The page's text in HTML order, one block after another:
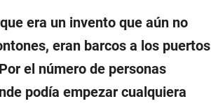
era un invento que aún no
eran barcos a los puertos
el número de personas
podía empezar cualquiera